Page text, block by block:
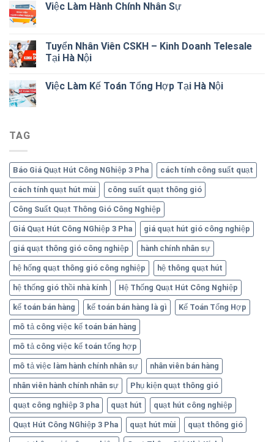
Việc Làm Hành Chính Nhân Sự
Tuyển Nhân Viên CSKH – Kinh Doanh Telesale
Tại Hà Nội
Việc Làm Kế Toán Tổng Hợp Tại Hà Nội
TAG
Báo Giá Quạt Hút Công NGhiệp 3 Pha cách tính công suất quạt
cách tính quạt hút mùi công suất quạt thông gió
Công Suất Quạt Thông Gió Công Nghiệp
Giá Quạt Hút Công NGhiệp 3 Pha giá quạt hút gió công nghiệp
giá quạt thông gió công nghiệp hành chính nhân sự
hệ hống quạt thông gió công nghiệp hệ thông quạt hút
hệ thống gió thồi nhà kính Hệ Thống Quạt Hút Công Nghiệp
kế toán bán hàng kế toán bán hàng là gì Kế Toán Tổng Hợp
mô tả công việc kế toán bán hàng
mô tả công việc kế toán tổng hợp
mô tả việc làm hành chính nhân sự nhân viên bán hàng
nhân viên hành chính nhân sự Phụ kiện quạt thông gió
quạt công nghiệp 3 pha quạt hút quạt hút công nghiệp
Quạt Hút Công NGhiệp 3 Pha quạt hút mùi quạt thông gió